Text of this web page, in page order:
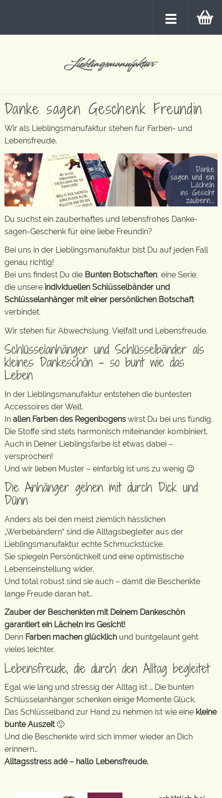
Danke sagen Geschenk Freundin
Wir als Lieblingsmanufaktur stehen für Farben- und
Lebensfreude.
Du suchst ein zauberhaftes und lebensfrohes Danke-
sagen-Geschenk für eine liebe Freundin?
Bei uns in der Lieblingsmanufaktur bist Du auf jeden Fall
genau richtig!
Bei uns findest Du die Bunten Botschaften, eine Serie,
die unsere individuellen Schlüsselbänder und
Schlüsselanhänger mit einer persönlichen Botschaft
verbindet.
Wir stehen für Abwechslung, Vielfalt und Lebensfreude.
Schlüsselanhänger und Schlüsselbänder als
kleines Dankeschön – so bunt wie das
Leben
In der Lieblingsmanufaktur entstehen die buntesten
Accessoires der Welt.
In allen Farben des Regenbogens wirst Du bei uns fündig.
Die Stoffe sind stets harmonisch miteinander kombiniert.
Auch in Deiner Lieblingsfarbe ist etwas dabei –
versprochen!
Und wir lieben Muster – einfarbig ist uns zu wenig 😉
Die Anhänger gehen mit durch Dick und
Dünn
Anders als bei den meist ziemlich hässlichen
„Werbebändern“ sind die Alltagsbegleiter aus der
Lieblingsmanufaktur echte Schmuckstücke.
Sie spiegeln Persönlichkeit und eine optimistische
Lebenseinstellung wider.
Und total robust sind sie auch – damit die Beschenkte
lange Freude daran hat…
Zauber der Beschenkten mit Deinem Dankeschön
garantiert ein Lächeln ins Gesicht!
Denn Farben machen glücklich und buntgelaunt geht
vieles leichter.
Lebensfreude, die durch den Alltag begleitet
Egal wie lang und stressig der Alltag ist … Die bunten
Schlüsselanhänger schenken einige Momente Glück.
Das Schlüsselband zur Hand zu nehmen ist wie eine kleine
bunte Auszeit🙂
Und die Beschenkte wird sich immer wieder an Dich
erinnern…
Alltagsstress adé – hallo Lebensfreude.